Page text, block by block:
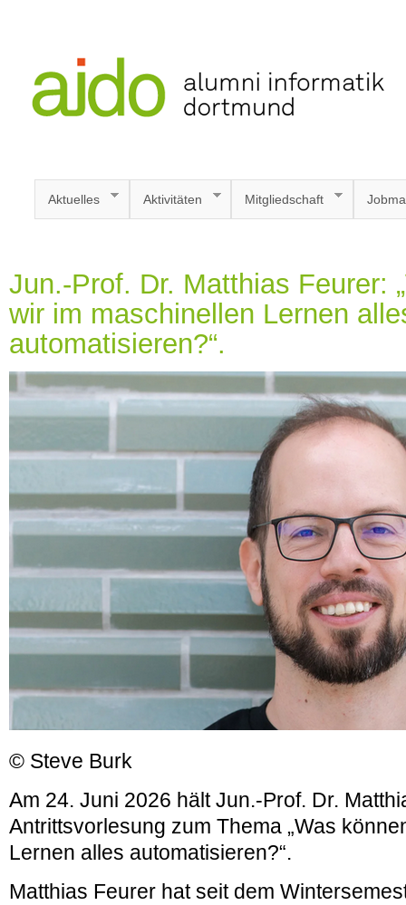
Aktuelles Aktivitäten Mitgliedschaft
Jun.-Prof. Dr. Matthias Feurer:
wir im maschinellen Lernen
automatisieren?“.
© Steve Burk
Am 24. Juni 2026 hält Jun.-Prof. Dr.
Antrittsvorlesung zum Thema „Was
Lernen alles automatisieren?“.
Matthias Feurer hat seit dem